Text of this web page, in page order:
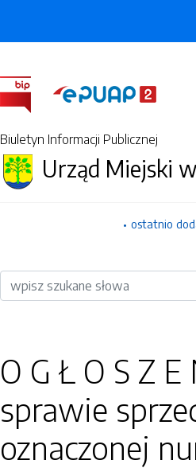
Biuletyn Informacji Publicznej
Urząd Miejski
ostatnio
Wyszukiwarka
O G Ł O S Z
sprawie
oznaczonej